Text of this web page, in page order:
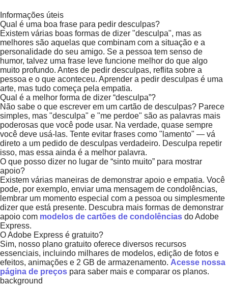
Informações úteis
Qual é uma boa frase para pedir desculpas?
Existem várias boas formas de dizer "desculpa", mas as
melhores são aquelas que combinam com a situação e a
personalidade do seu amigo. Se a pessoa tem senso de
humor, talvez uma frase leve funcione melhor do que algo
muito profundo. Antes de pedir desculpas, reflita sobre a
pessoa e o que aconteceu. Aprender a pedir desculpas é uma
arte, mas tudo começa pela empatia.
Qual é a melhor forma de dizer “desculpa”?
Não sabe o que escrever em um cartão de desculpas? Parece
simples, mas "desculpa" e "me perdoe" são as palavras mais
poderosas que você pode usar. Na verdade, quase sempre
você deve usá-las. Tente evitar frases como "lamento" — vá
direto a um pedido de desculpas verdadeiro. Desculpa repetir
isso, mas essa ainda é a melhor palavra.
O que posso dizer no lugar de “sinto muito” para mostrar
apoio?
Existem várias maneiras de demonstrar apoio e empatia. Você
pode, por exemplo, enviar uma mensagem de condolências,
lembrar um momento especial com a pessoa ou simplesmente
dizer que está presente. Descubra mais formas de demonstrar
apoio com modelos de cartões de condolências do Adobe
Express.
O Adobe Express é gratuito?
Sim, nosso plano gratuito oferece diversos recursos
essenciais, incluindo milhares de modelos, edição de fotos e
efeitos, animações e 2 GB de armazenamento. Acesse nossa
página de preços para saber mais e comparar os planos.
background